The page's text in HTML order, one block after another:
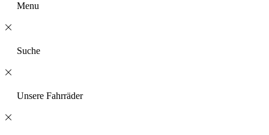
Menu
Suche
Unsere Fahrräder